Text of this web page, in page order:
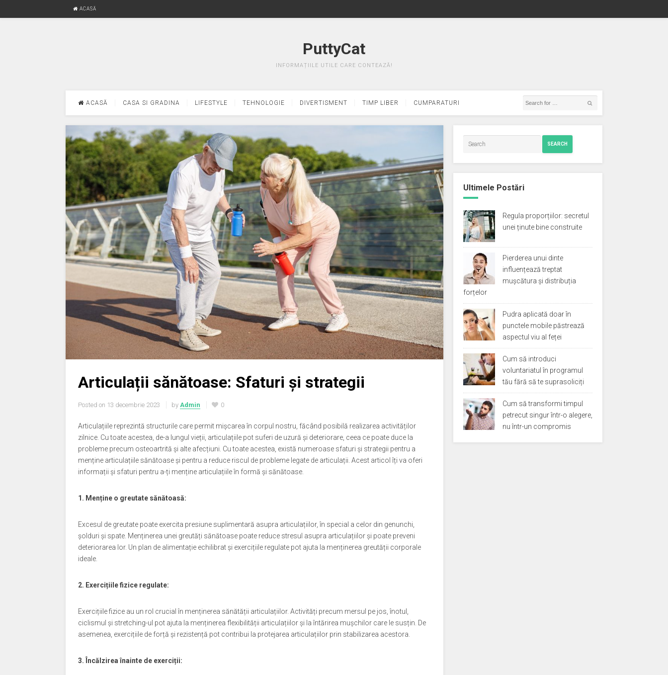
ACASĂ
PuttyCat
INFORMAȚIILE UTILE CARE CONTEAZĂ!
ACASĂ CASA SI GRADINA LIFESTYLE TEHNOLOGIE DIVERTISMENT TIMP LIBER CUMPARATURI
Articulații sănătoase: Sfaturi și strategii
Posted on 13 decembrie 2023 by Admin 0
Articulațiile reprezintă structurile care permit mișcarea în corpul nostru, făcând posibilă realizarea activităților
zilnice. Cu toate acestea, de-a lungul vieții, articulațiile pot suferi de uzură și deteriorare, ceea ce poate duce la
probleme precum osteoartrită și alte afecțiuni. Cu toate acestea, există numeroase sfaturi și strategii pentru a
menține articulațiile sănătoase și pentru a reduce riscul de probleme legate de articulații. Acest articol îți va oferi
informații și sfaturi pentru a-ți menține articulațiile în formă și sănătoase.
1. Menține o greutate sănătoasă:
Excesul de greutate poate exercita presiune suplimentară asupra articulațiilor, în special a celor din genunchi,
șolduri și spate. Menținerea unei greutăți sănătoase poate reduce stresul asupra articulațiilor și poate preveni
deteriorarea lor. Un plan de alimentație echilibrat și exercițiile regulate pot ajuta la menținerea greutății corporale
ideale.
2. Exercițiile fizice regulate:
Exercițiile fizice au un rol crucial în menținerea sănătății articulațiilor. Activități precum mersul pe jos, înotul,
ciclismul și stretching-ul pot ajuta la menținerea flexibilității articulațiilor și la întărirea mușchilor care le susțin. De
asemenea, exercițiile de forță și rezistență pot contribui la protejarea articulațiilor prin stabilizarea acestora.
3. Încălzirea înainte de exerciții:
SEARCH
Ultimele Postări
Regula proporțiilor: secretul
unei ținute bine construite
Pierderea unui dinte
influențează treptat
mușcătura și distribuția
forțelor
Pudra aplicată doar în
punctele mobile păstrează
aspectul viu al feței
Cum să introduci
voluntariatul în programul
tău fără să te suprasoliciți
Cum să transformi timpul
petrecut singur într-o alegere,
nu într-un compromis